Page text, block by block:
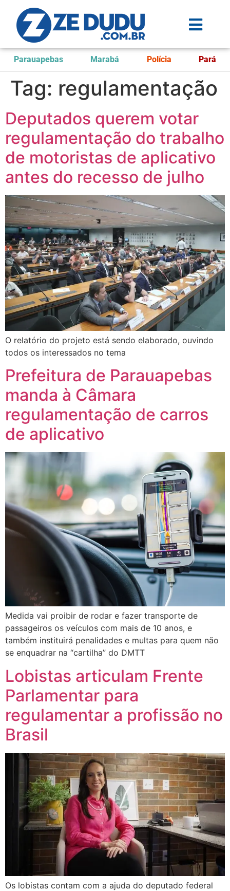
Parauapebas Marabá Polícia Pará
Tag: regulamentação
Deputados querem votar
regulamentação do trabalho
de motoristas de aplicativo
antes do recesso de julho
O relatório do projeto está sendo elaborado, ouvindo
todos os interessados no tema
Prefeitura de Parauapebas
manda à Câmara
regulamentação de carros
de aplicativo
Medida vai proibir de rodar e fazer transporte de
passageiros os veículos com mais de 10 anos, e
também instituirá penalidades e multas para quem não
se enquadrar na “cartilha” do DMTT
Lobistas articulam Frente
Parlamentar para
regulamentar a profissão no
Brasil
Os lobistas contam com a ajuda do deputado federal